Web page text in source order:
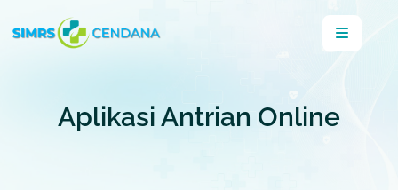
Aplikasi Antrian Online